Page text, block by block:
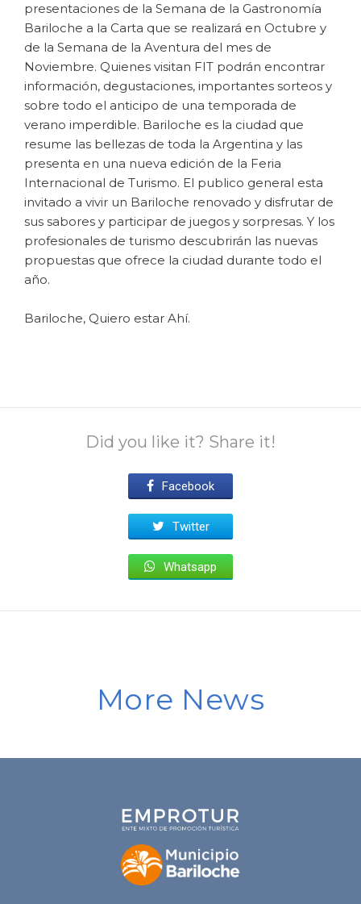
presentaciones de la Semana de la Gastronomía
Bariloche a la Carta que se realizará en Octubre y
de la Semana de la Aventura del mes de
Noviembre. Quienes visitan FIT podrán encontrar
información, degustaciones, importantes sorteos y
sobre todo el anticipo de una temporada de
verano imperdible. Bariloche es la ciudad que
resume las bellezas de toda la Argentina y las
presenta en una nueva edición de la Feria
Internacional de Turismo. El publico general esta
invitado a vivir un Bariloche renovado y disfrutar de
sus sabores y participar de juegos y sorpresas. Y los
profesionales de turismo descubrirán las nuevas
propuestas que ofrece la ciudad durante todo el
año.
Bariloche, Quiero estar Ahí.
Did you like it? Share it!
Facebook
Twitter
Whatsapp
More News